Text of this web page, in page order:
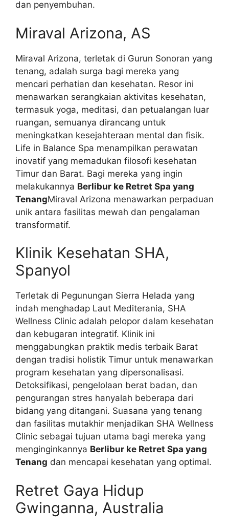
dan penyembuhan.
Miraval Arizona, AS
Miraval Arizona, terletak di Gurun Sonoran yang
tenang, adalah surga bagi mereka yang
mencari perhatian dan kesehatan. Resor ini
menawarkan serangkaian aktivitas kesehatan,
termasuk yoga, meditasi, dan petualangan luar
ruangan, semuanya dirancang untuk
meningkatkan kesejahteraan mental dan fisik.
Life in Balance Spa menampilkan perawatan
inovatif yang memadukan filosofi kesehatan
Timur dan Barat. Bagi mereka yang ingin
melakukannya Berlibur ke Retret Spa yang
TenangMiraval Arizona menawarkan perpaduan
unik antara fasilitas mewah dan pengalaman
transformatif.
Klinik Kesehatan SHA,
Spanyol
Terletak di Pegunungan Sierra Helada yang
indah menghadap Laut Mediterania, SHA
Wellness Clinic adalah pelopor dalam kesehatan
dan kebugaran integratif. Klinik ini
menggabungkan praktik medis terbaik Barat
dengan tradisi holistik Timur untuk menawarkan
program kesehatan yang dipersonalisasi.
Detoksifikasi, pengelolaan berat badan, dan
pengurangan stres hanyalah beberapa dari
bidang yang ditangani. Suasana yang tenang
dan fasilitas mutakhir menjadikan SHA Wellness
Clinic sebagai tujuan utama bagi mereka yang
menginginkannya Berlibur ke Retret Spa yang
Tenang dan mencapai kesehatan yang optimal.
Retret Gaya Hidup
Gwinganna, Australia